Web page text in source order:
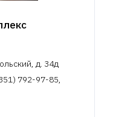
д. 34д
792-97-85,